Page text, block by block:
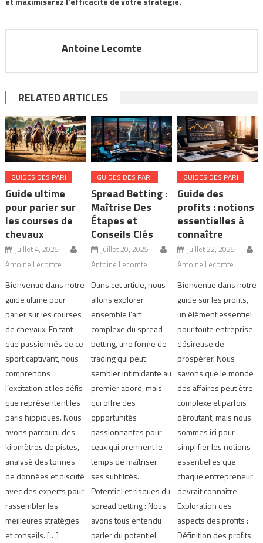
Antoine Lecomte
RELATED ARTICLES
GUIDES DES PARI
Guide ultime
pour parier sur
les courses de
chevaux
juillet 4, 2025
Antoine Lecomte
Bienvenue dans notre
guide ultime pour
parier sur les courses
de chevaux. En tant
que passionnés de ce
sport captivant, nous
comprenons
l’excitation et les défis
que représentent les
paris hippiques. Nous
avons parcouru des
kilomètres de pistes,
analysé des tonnes
de données et discuté
avec des experts pour
rassembler les
meilleures stratégies
et conseils. […]
GUIDES DES PARI
Spread Betting :
Maîtrise Des
Étapes et
Conseils Clés
juillet 20, 2025
Antoine Lecomte
Dans cet article, nous
allons explorer
ensemble l’art
complexe du spread
betting, une forme de
trading qui peut
sembler intimidante au
premier abord, mais
qui offre des
opportunités
passionnantes pour
ceux qui prennent le
temps de maîtriser
ses subtilités.
Potentiel et risques du
spread betting : Nous
avons tous entendu
parler du potentiel
GUIDES DES PARI
Guide des
profits : notions
essentielles à
connaître
juillet 22, 2025
Antoine Lecomte
Bienvenue dans notre
guide sur les profits,
un élément essentiel
pour toute entreprise
désireuse de
prospérer. Nous
savons que le monde
des affaires peut être
complexe et parfois
déroutant, mais nous
sommes ici pour
simplifier les notions
essentielles que
chaque entrepreneur
devrait connaître.
Exploration des
aspects des profits :
Définition des profits :